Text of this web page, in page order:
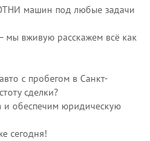
машин под любые задачи
мы вживую расскажем всё как
с пробегом в Санкт-
сделки?
обеспечим юридическую
сегодня!